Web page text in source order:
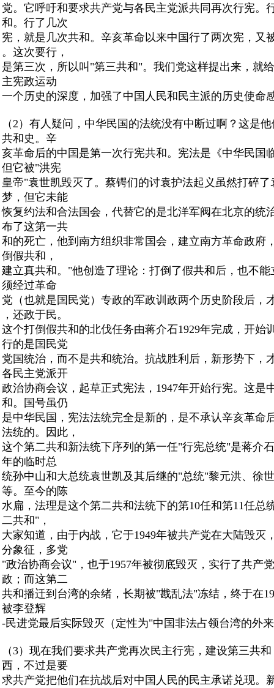
党。它呼吁和要求共产党与各民主党派共同再次行宪。
和。行了几次
宪，就是几次共和。辛亥革命以来中国行了两次宪，又
。这次要行，
是第三次，所以叫"第三共和"。我们党这样提出来 ，就
主宪政运动
一个历史的深度，加强了中国人民和民主派的历史使命
（2）有人疑问，中华民国的法统没有中断过啊？这是
共和史。辛
亥革命后的中国是第一次行宪共和。宪法是《中华民国
但它被"洪宪
皇帝"袁世凯毁灭了。蔡锷们的讨袁护法起义虽然打碎了
梦，但它未能
恢复约法和合法国会，代替它的是北洋军阀在北京的统
布了这第一共
和的死亡，他到南方组织非常国会，建立南方革命政府
倒假共和，
建立真共和。"他创造了理论：打倒了假共和后，也不能
须经过革命
党（也就是国民党）专政的军政训政两个历史阶段后，
，还政于民。
这个打倒假共和的北伐任务由蒋介石1929年完成，开始
行的是国民党
党国统治，而不是共和统治。抗战胜利后，新形势下 ，
各民主党派开
政治协商会议，起草正式宪法，1947年开始行宪。这是
和。国号虽仍
是中华民国，宪法法统完全是新的，是不承认辛亥革命
法统的。因此，
这个第二共和新法统下序列的第一任"行宪总统"是蒋介石
年的临时总
统孙中山和大总统袁世凯及其后继的"总统"黎元洪、徐
等。至今的陈
水扁，法理是这个第二共和法统下的第10任和第11任总
二共和"，
大家知道，由于内战，它于1949年被共产党在大陆毁灭
分象征，多党
"政治协商会议"，也于1957年被彻底毁灭，实行了共产
政；而这第二
共和播迁到台湾的余绪，长期被"戡乱法"冻结，终于在
被李登辉
-民进党最后实际毁灭（定性为"中国非法占领台湾的外
（3）现在我们要求共产党再次民主行宪，建设第三共和
西，不过是要
求共产党把他们在抗战后对中国人民的民主承诺兑现。